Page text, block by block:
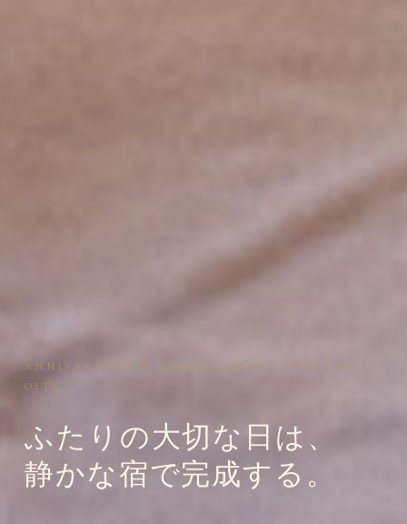
ANNIVERSARY & SPECIAL STAY — YUFUIN,
OITA
ふたりの大切な日は、
静かな宿で完成する。